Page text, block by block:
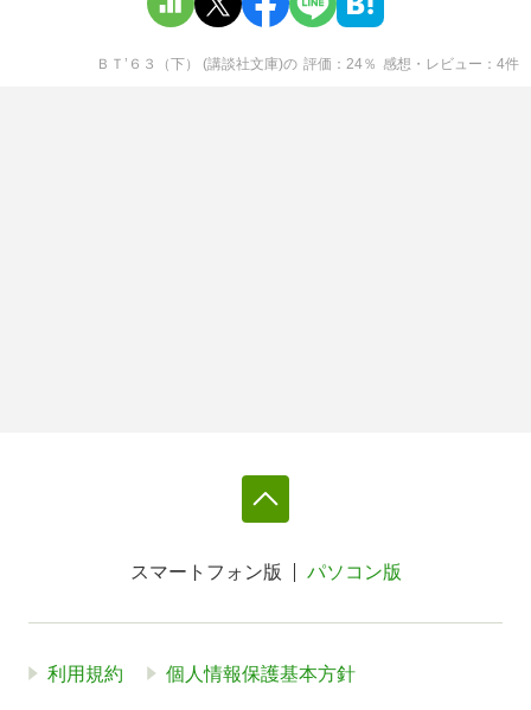
ＢＴ’６３（下） (講談社文庫)の 評価 24％ 感想・レビュー 4件
スマートフォン版 パソコン版
利用規約 個人情報保護基本方針